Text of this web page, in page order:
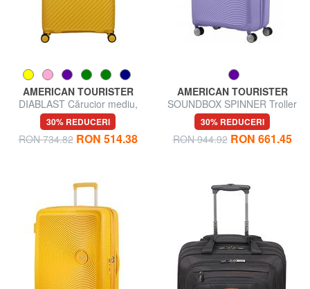
AMERICAN TOURISTER
DIABLAST Cărucior mediu,
extensibil, cu încuietoare TSA
30% REDUCERI
RON 734.82 RON 514.38
AMERICAN TOURISTER
SOUNDBOX SPINNER Troller
mediu, extensibil
30% REDUCERI
RON 944.92 RON 661.45